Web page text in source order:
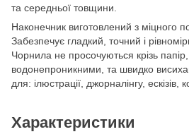
та середньої товщини.
Наконечник виготовлений з міцного
Забезпечує гладкий, точний і
Чорнила не просочуються крізь папір,
водонепроникними, та швидко
для: ілюстрації, джорналінгу, ескізів,
Характеристики